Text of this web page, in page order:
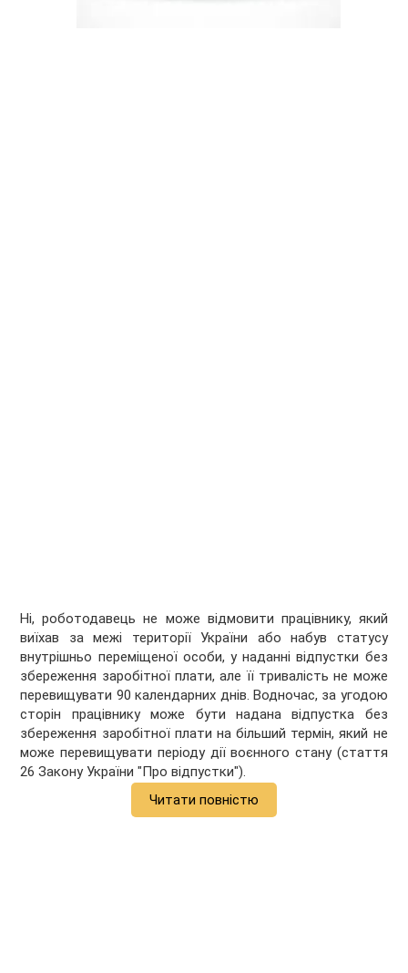
Ні, роботодавець не може відмовити працівнику, який
виїхав за межі території України або набув статусу
внутрішньо переміщеної особи, у наданні відпустки без
збереження заробітної плати, але її тривалість не може
перевищувати 90 календарних днів. Водночас, за угодою
сторін працівнику може бути надана відпустка без
збереження заробітної плати на більший термін, який не
може перевищувати періоду дії воєнного стану (стаття
26 Закону України "Про відпустки").
Читати повністю